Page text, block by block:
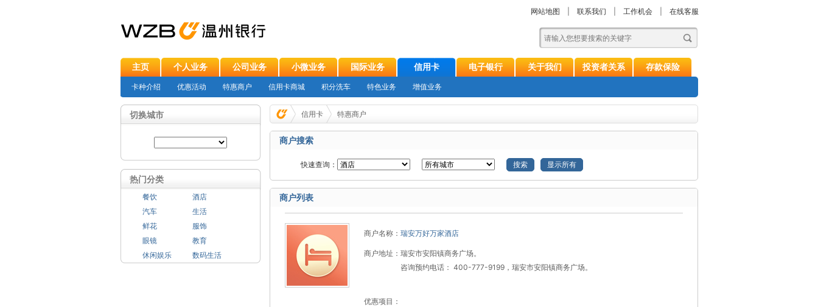
网站地图 联系我们 工作机会 在线客服
主页 个人业务 公司业务 小微业务 国际业务 信用卡 电子银行 关于我们 投资者关系 存款保险
卡种介绍 优惠活动 特惠商户 信用卡商城 积分洗车 特色业务 增值业务
切换城市
热门分类
餐饮
酒店
汽车
生活
鲜花
服饰
眼镜
教育
休闲娱乐
数码生活
信用卡 特惠商户
商户搜索
快速查询： 搜索 显示所有
商户列表
商户名称： 瑞安万好万家酒店
商户地址： 瑞安市安阳镇商务广场。
咨询预约电话： 400-777-9199，瑞安市安阳镇商务广场。
优惠项目：